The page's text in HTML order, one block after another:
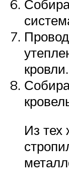
кровли.
Из тех